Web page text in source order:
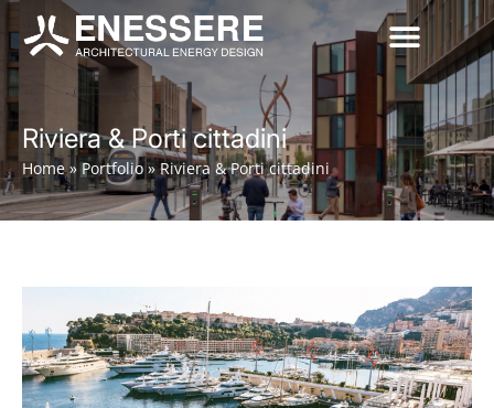
Riviera & Porti cittadini
Home»Portfolio»Riviera & Porti cittadini